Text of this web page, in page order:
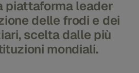
piattaforma leader
delle frodi e dei
scelta dalle più
mondiali.